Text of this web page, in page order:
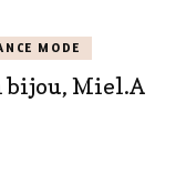
MODE
bijou, Miel.A